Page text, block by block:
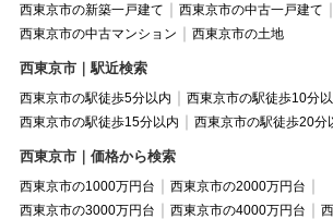
西東京市の新築一戸建て
西東京市の中古一戸建て
西東京市の中古マンション
西東京市の土地
西東京市｜駅近検索
西東京市の駅徒歩5分以内
西東京市の駅徒歩10分
西東京市の駅徒歩15分以内
西東京市の駅徒歩20分
西東京市｜価格から検索
西東京市の1000万円台
西東京市の2000万円台
西東京市の3000万円台
西東京市の4000万円台